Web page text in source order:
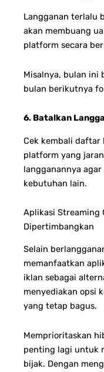
Langganan terlalu
akan membuang
platform secara
Misalnya, bulan ini
bulan berikutnya
6. Batalkan
Cek kembali daftar
platform yang
langganannya
kebutuhan lain.
Aplikasi Streaming
Dipertimbangkan
Selain
memanfaatkan
iklan sebagai
menyediakan opsi
yang tetap bagus.
Memprioritaskan
penting lagi untuk
bijak. Dengan